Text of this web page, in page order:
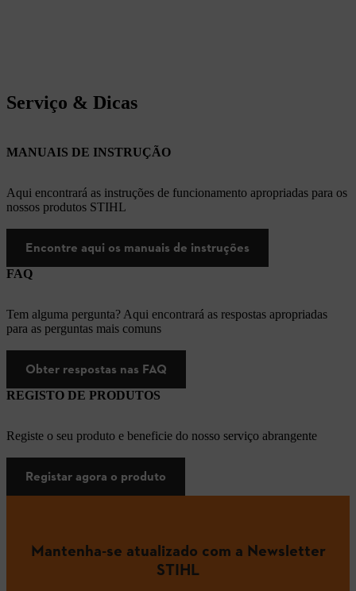
Serviço & Dicas
MANUAIS DE INSTRUÇÃO
Aqui encontrará as instruções de funcionamento apropriadas para os
nossos produtos STIHL
Encontre aqui os manuais de instruções
FAQ
Tem alguma pergunta? Aqui encontrará as respostas apropriadas
para as perguntas mais comuns
Obter respostas nas FAQ
REGISTO DE PRODUTOS
Registe o seu produto e beneficie do nosso serviço abrangente
Registar agora o produto
Mantenha-se atualizado com a Newsletter
STIHL